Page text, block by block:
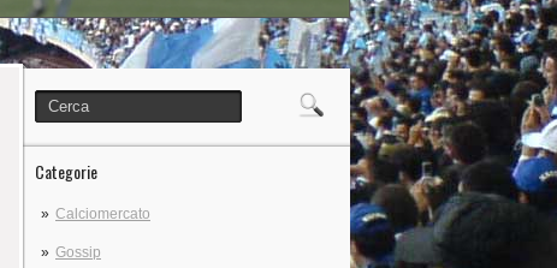
Categorie
Calciomercato
Gossip